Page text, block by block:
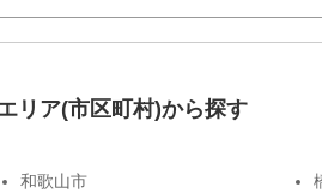
リア(市区町村)から探す
和歌山市